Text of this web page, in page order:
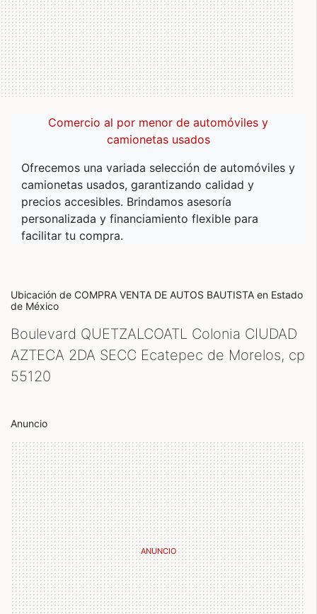
Comercio al por menor de automóviles y
camionetas usados
Ofrecemos una variada selección de automóviles y
camionetas usados, garantizando calidad y
precios accesibles. Brindamos asesoría
personalizada y financiamiento flexible para
facilitar tu compra.
Ubicación de COMPRA VENTA DE AUTOS BAUTISTA en Estado
de México
Boulevard QUETZALCOATL Colonia CIUDAD
AZTECA 2DA SECC Ecatepec de Morelos, cp
55120
Anuncio